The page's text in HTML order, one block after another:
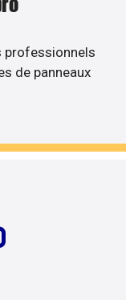
professionnels
de panneaux